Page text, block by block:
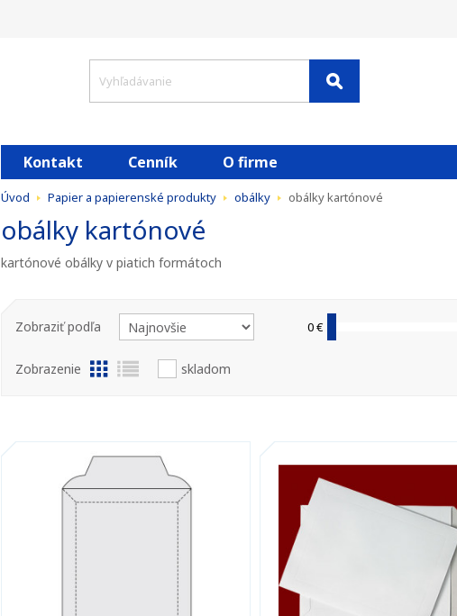
Kontakt Cenník O firme
Úvod Papier a papierenské produkty obálky obálky kartónové
obálky kartónové
kartónové obálky v piatich formátoch
0 €
Zobrazenie skladom
Zobraziť podľa